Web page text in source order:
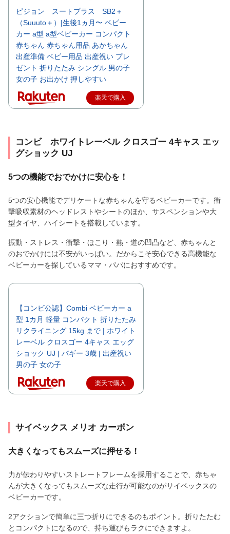
ピジョン スートプラス SB2＋
（Suuuto＋）|生後1ヵ月〜 ベビー
カー a型 a型ベビーカー コンパクト
赤ちゃん 赤ちゃん用品 あかちゃん
出産準備 ベビー用品 出産祝い プレ
ゼント 折りたたみ シングル 男の子
女の子 お出かけ 押しやすい
楽天で購入
コンビ ホワイトレーベル クロスゴー 4キャス エッ
グショック UJ
5つの機能でおでかけに安心を！
5つの安心機能でデリケートな赤ちゃんを守るベビーカーです。衝
撃吸収素材のヘッドレストやシートのほか、サスペンションや大
型タイヤ、ハイシートを搭載しています。
振動・ストレス・衝撃・ほこり・熱・道の凹凸など、赤ちゃんと
のおでかけには不安がいっぱい。だからこそ安心できる高機能な
ベビーカーを探しているママ・パパにおすすめです。
【コンビ公認】Combi ベビーカー a
型 1カ月 軽量 コンパクト 折りたたみ
リクライニング 15kg まで | ホワイト
レーベル クロスゴー 4キャス エッグ
ショック UJ | バギー 3歳 | 出産祝い
男の子 女の子
楽天で購入
サイベックス メリオ カーボン
大きくなってもスムーズに押せる！
力が伝わりやすいストレートフレームを採用することで、赤ちゃ
んが大きくなってもスムーズな走行が可能なのがサイベックスの
ベビーカーです。
2アクションで簡単に三つ折りにできるのもポイント。折りたたむ
とコンパクトになるので、持ち運びもラクにできますよ。